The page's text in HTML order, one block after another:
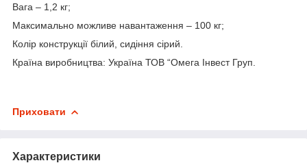
Вага – 1,2 кг;
Максимально можливе навантаження – 100 кг;
Колір конструкції білий, сидіння сірий.
Країна виробництва: Україна ТОВ “Омега Інвест Груп.
Приховати
Характеристики